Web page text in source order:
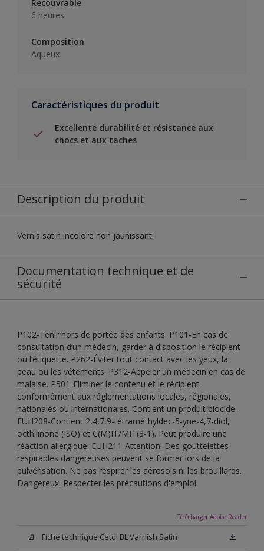
Recouvrable
6 heures
Composition
Aqueux
Caractéristiques du produit
Excellente durabilité et résistance aux
chocs et aux taches
Description du produit
Vernis satin incolore non jaunissant.
Documentation technique et de
sécurité
P102-Tenir hors de portée des enfants. P101-En cas de
consultation d’un médecin, garder à disposition le récipient
ou l’étiquette. P262-Éviter tout contact avec les yeux, la
peau ou les vêtements. P312-Appeler un médecin en cas de
malaise. P501-Eliminer le contenu et le récipient
conformément aux réglementations locales, régionales,
nationales ou internationales. Contient un produit biocide.
EUH208-Contient 2,4,7,9-tétraméthyldec-5-yne-4,7-diol,
octhilinone (ISO) et C(M)IT/MIT(3-1). Peut produire une
réaction allergique. EUH211-Attention! Des gouttelettes
respirables dangereuses peuvent se former lors de la
pulvérisation. Ne pas respirer les aérosols ni les brouillards.
Dangereux. Respecter les précautions d'emploi
Télécharger Adobe Reader
Fiche technique Cetol BL Varnish Satin